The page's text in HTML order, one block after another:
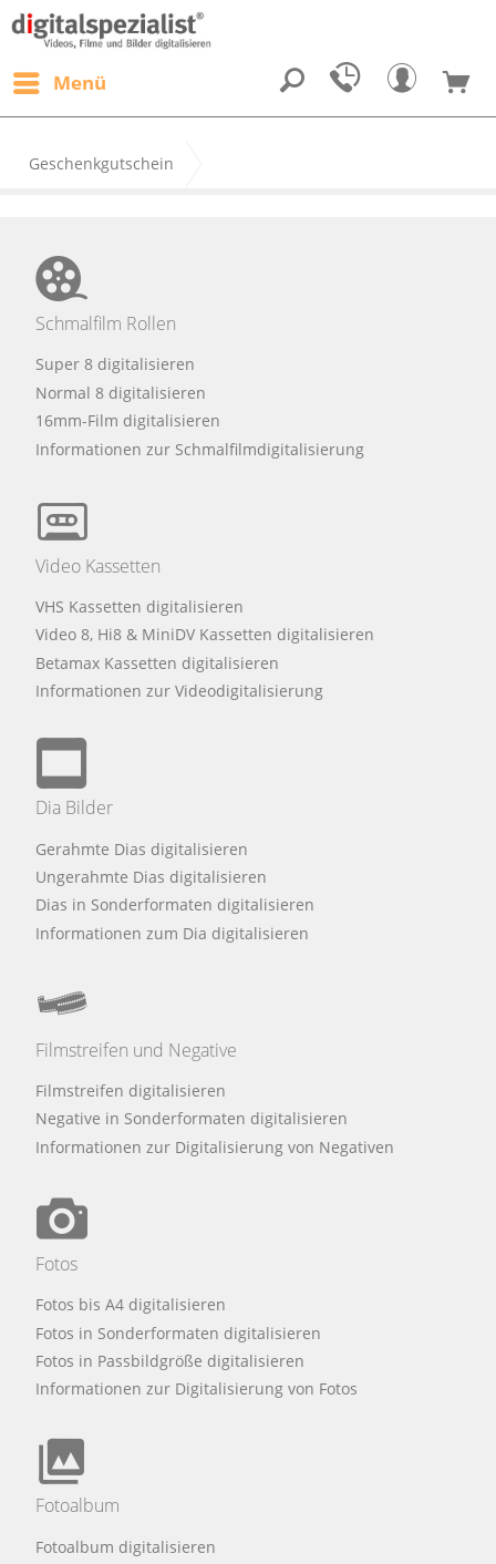
Menü
Geschenkgutschein
Schmalfilm Rollen
Super 8 digitalisieren
Normal 8 digitalisieren
16mm-Film digitalisieren
Informationen zur Schmalfilmdigitalisierung
Video Kassetten
VHS Kassetten digitalisieren
Video 8, Hi8 & MiniDV Kassetten digitalisieren
Betamax Kassetten digitalisieren
Informationen zur Videodigitalisierung
Dia Bilder
Gerahmte Dias digitalisieren
Ungerahmte Dias digitalisieren
Dias in Sonderformaten digitalisieren
Informationen zum Dia digitalisieren
Filmstreifen und Negative
Filmstreifen digitalisieren
Negative in Sonderformaten digitalisieren
Informationen zur Digitalisierung von Negativen
Fotos
Fotos bis A4 digitalisieren
Fotos in Sonderformaten digitalisieren
Fotos in Passbildgröße digitalisieren
Informationen zur Digitalisierung von Fotos
Fotoalbum
Fotoalbum digitalisieren